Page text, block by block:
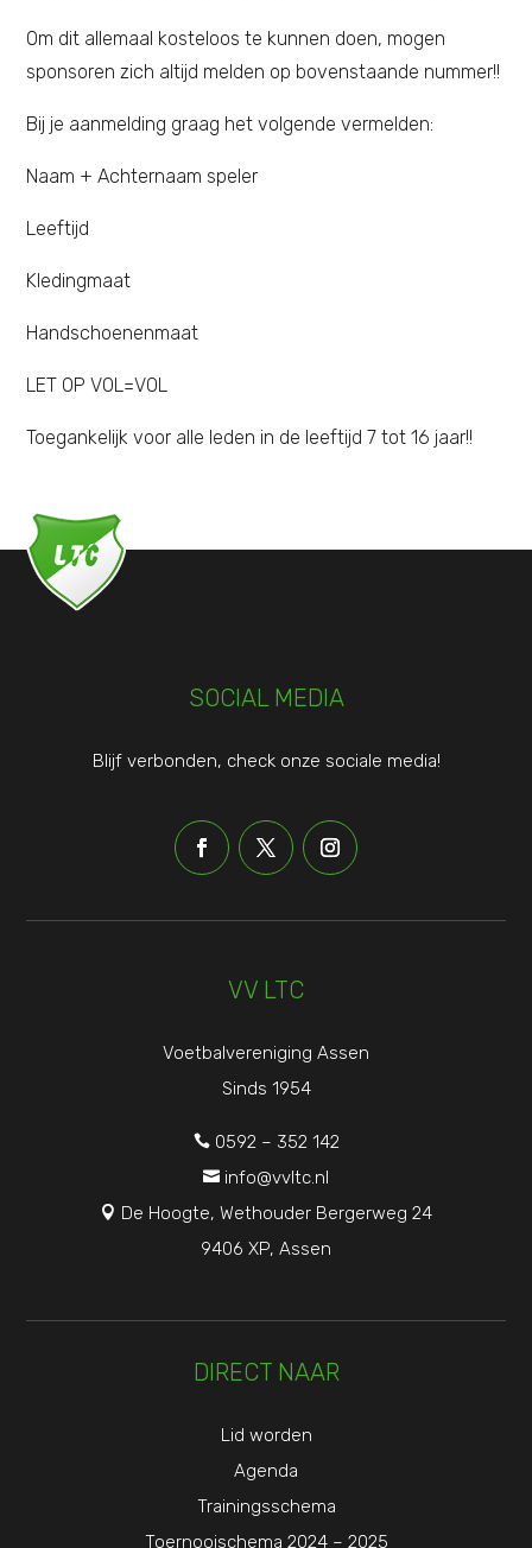
Om dit allemaal kosteloos te kunnen doen, mogen
sponsoren zich altijd melden op bovenstaande nummer!!
Bij je aanmelding graag het volgende vermelden:
Naam + Achternaam speler
Leeftijd
Kledingmaat
Handschoenenmaat
LET OP VOL=VOL
Toegankelijk voor alle leden in de leeftijd 7 tot 16 jaar!!
SOCIAL MEDIA
Blijf verbonden, check onze sociale media!
VV LTC
Voetbalvereniging Assen
Sinds 1954
 0592 – 352 142
 info@vvltc.nl
 De Hoogte, Wethouder Bergerweg 24
9406 XP, Assen
DIRECT NAAR
Lid worden
Agenda
Trainingsschema
Toernooischema 2024 – 2025